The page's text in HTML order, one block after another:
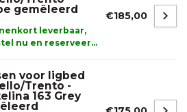
gemêleerd
leverbaar,
nu en reserveer
€185,00
voor ligbed
Trento -
163 Grey